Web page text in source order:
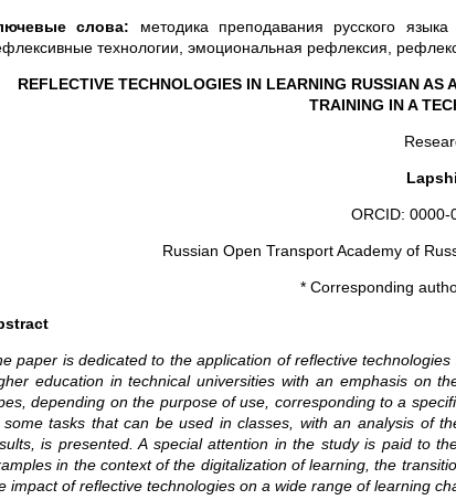
слова: методика преподавания русского
технологии, эмоциональная рефлексия,
REFLECTIVE TECHNOLOGIES IN LEARNING RUSSIAN
TRAINING IN A
ORCID: 0000-
Russian Open Transport Academy of
* Corresponding
paper is dedicated to the application of reflective
education in technical universities with an emphasis on
depending on the purpose of use, corresponding to a
tasks that can be used in classes, with an analysis of
is presented. A special attention in the study is paid to
in the context of the digitalization of learning, the
impact of reflective technologies on a wide range of learning